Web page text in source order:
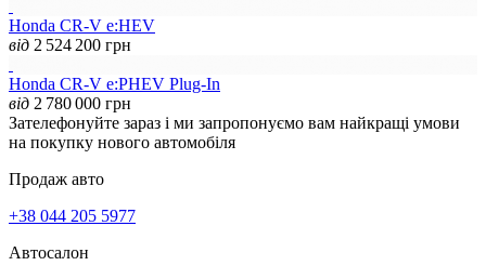
Honda CR-V e:HEV
від 2 524 200 грн
Honda CR-V e:PHEV Plug-In
від 2 780 000 грн
Зателефонуйте зараз і ми запропонуємо вам найкращі умови
на покупку нового автомобіля
Продаж авто
+38 044 205 5977
Автосалон